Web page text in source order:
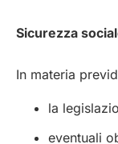
Sicurezza
In materia
la
eventuali